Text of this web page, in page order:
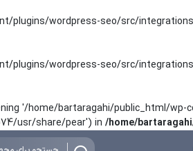
plugins/wordpress-seo/src/
plugins/wordpress-seo/src/
'/home/bartaragahi/public_html/
usr/share/pear') in /home/